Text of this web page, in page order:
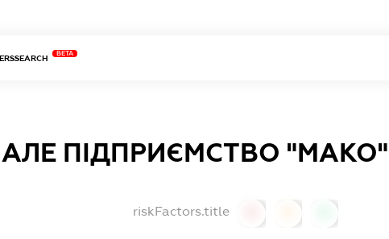
BETA
ПІДПРИЄМСТВО "МАКО"
riskFactors.title